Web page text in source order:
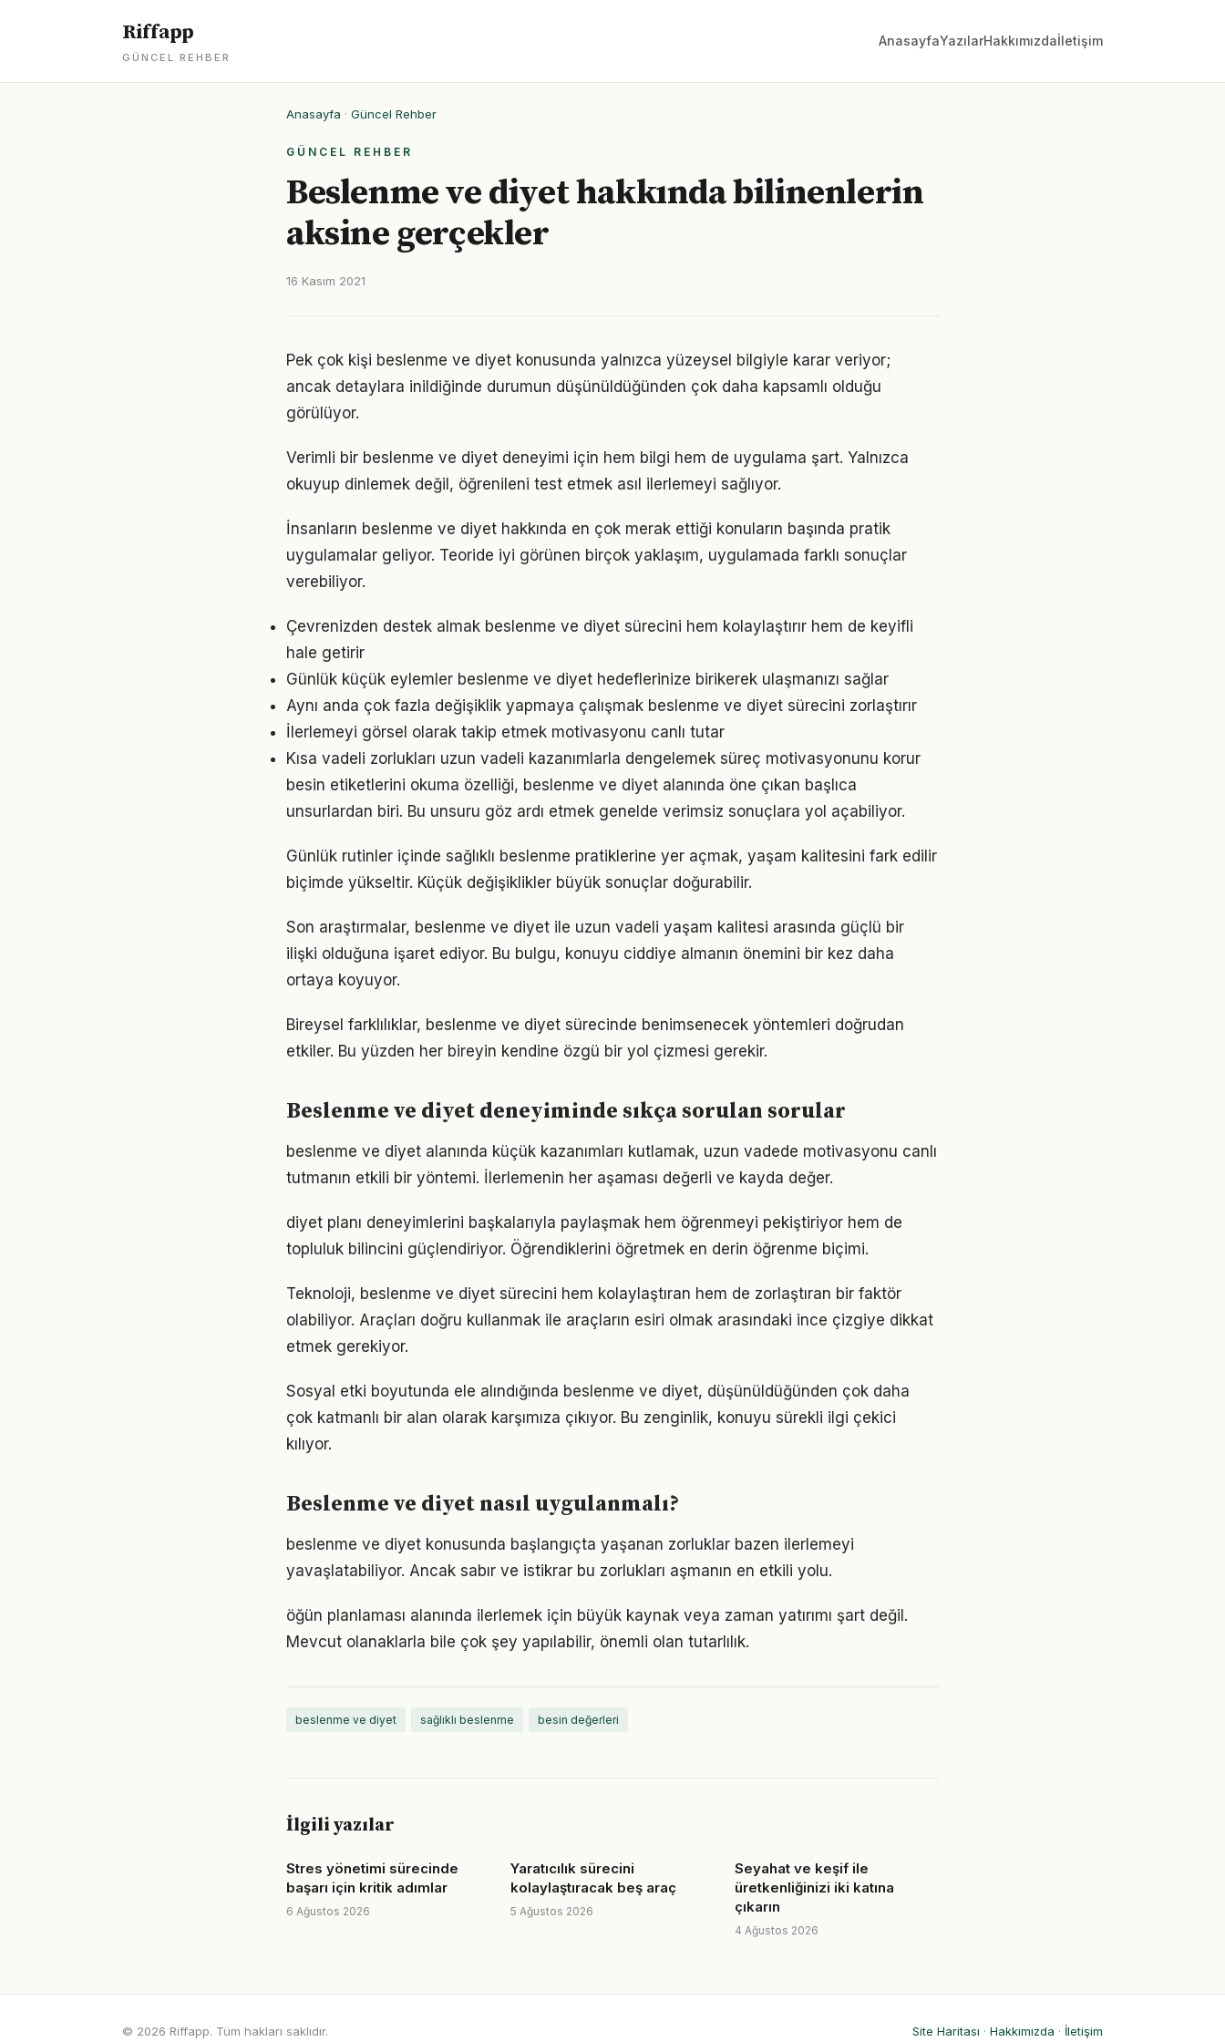
Riffapp
GÜNCEL REHBER
AnasayfaYazılarHakkımızdaİletişim
Anasayfa · Güncel Rehber
GÜNCEL REHBER
Beslenme ve diyet hakkında bilinenlerin
aksine gerçekler
16 Kasım 2021
Pek çok kişi beslenme ve diyet konusunda yalnızca yüzeysel bilgiyle karar veriyor;
ancak detaylara inildiğinde durumun düşünüldüğünden çok daha kapsamlı olduğu
görülüyor.
Verimli bir beslenme ve diyet deneyimi için hem bilgi hem de uygulama şart. Yalnızca
okuyup dinlemek değil, öğrenileni test etmek asıl ilerlemeyi sağlıyor.
İnsanların beslenme ve diyet hakkında en çok merak ettiği konuların başında pratik
uygulamalar geliyor. Teoride iyi görünen birçok yaklaşım, uygulamada farklı sonuçlar
verebiliyor.
Çevrenizden destek almak beslenme ve diyet sürecini hem kolaylaştırır hem de keyifli
hale getirir
Günlük küçük eylemler beslenme ve diyet hedeflerinize birikerek ulaşmanızı sağlar
Aynı anda çok fazla değişiklik yapmaya çalışmak beslenme ve diyet sürecini zorlaştırır
İlerlemeyi görsel olarak takip etmek motivasyonu canlı tutar
Kısa vadeli zorlukları uzun vadeli kazanımlarla dengelemek süreç motivasyonunu korur
besin etiketlerini okuma özelliği, beslenme ve diyet alanında öne çıkan başlıca
unsurlardan biri. Bu unsuru göz ardı etmek genelde verimsiz sonuçlara yol açabiliyor.
Günlük rutinler içinde sağlıklı beslenme pratiklerine yer açmak, yaşam kalitesini fark edilir
biçimde yükseltir. Küçük değişiklikler büyük sonuçlar doğurabilir.
Son araştırmalar, beslenme ve diyet ile uzun vadeli yaşam kalitesi arasında güçlü bir
ilişki olduğuna işaret ediyor. Bu bulgu, konuyu ciddiye almanın önemini bir kez daha
ortaya koyuyor.
Bireysel farklılıklar, beslenme ve diyet sürecinde benimsenecek yöntemleri doğrudan
etkiler. Bu yüzden her bireyin kendine özgü bir yol çizmesi gerekir.
Beslenme ve diyet deneyiminde sıkça sorulan sorular
beslenme ve diyet alanında küçük kazanımları kutlamak, uzun vadede motivasyonu canlı
tutmanın etkili bir yöntemi. İlerlemenin her aşaması değerli ve kayda değer.
diyet planı deneyimlerini başkalarıyla paylaşmak hem öğrenmeyi pekiştiriyor hem de
topluluk bilincini güçlendiriyor. Öğrendiklerini öğretmek en derin öğrenme biçimi.
Teknoloji, beslenme ve diyet sürecini hem kolaylaştıran hem de zorlaştıran bir faktör
olabiliyor. Araçları doğru kullanmak ile araçların esiri olmak arasındaki ince çizgiye dikkat
etmek gerekiyor.
Sosyal etki boyutunda ele alındığında beslenme ve diyet, düşünüldüğünden çok daha
çok katmanlı bir alan olarak karşımıza çıkıyor. Bu zenginlik, konuyu sürekli ilgi çekici
kılıyor.
Beslenme ve diyet nasıl uygulanmalı?
beslenme ve diyet konusunda başlangıçta yaşanan zorluklar bazen ilerlemeyi
yavaşlatabiliyor. Ancak sabır ve istikrar bu zorlukları aşmanın en etkili yolu.
öğün planlaması alanında ilerlemek için büyük kaynak veya zaman yatırımı şart değil.
Mevcut olanaklarla bile çok şey yapılabilir, önemli olan tutarlılık.
beslenme ve diyet sağlıklı beslenme besin değerleri
İlgili yazılar
Stres yönetimi sürecinde
başarı için kritik adımlar
6 Ağustos 2026
Yaratıcılık sürecini
kolaylaştıracak beş araç
5 Ağustos 2026
Seyahat ve keşif ile
üretkenliğinizi iki katına
çıkarın
4 Ağustos 2026
© 2026 Riffapp. Tüm hakları saklıdır. Site Haritası · Hakkımızda · İletişim